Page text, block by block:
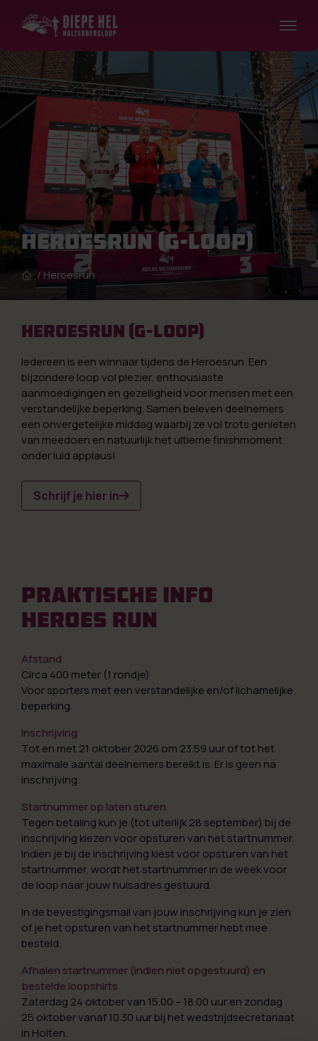
Heroesrun (G-Loop)
/ Heroesrun
Heroesrun (G-Loop)
Iedereen is een winnaar tijdens de Heroesrun. Een
bijzondere loop vol plezier, enthousiaste
aanmoedigingen en gezelligheid voor mensen met een
verstandelijke beperking. Samen beleven deelnemers
een onvergetelijke middag waarbij ze vol trots genieten
van meedoen en natuurlijk het ultieme finishmoment
onder luid applaus!
Schrijf je hier in
PRAKTISCHE INFO
HEROES RUN
Afstand
Circa 400 meter (1 rondje)
Voor sporters met een verstandelijke en/of lichamelijke
beperking.
Inschrijving
Tot en met 21 oktober 2026 om 23.59 uur of tot het
maximale aantal deelnemers bereikt is. Er is geen na
inschrijving.
Startnummer op laten sturen
Tegen betaling kun je (tot uiterlijk 28 september) bij de
inschrijving kiezen voor opsturen van het startnummer.
Indien je bij de inschrijving kiest voor opsturen van het
startnummer, wordt het startnummer in de week voor
de loop naar jouw huisadres gestuurd.
In de bevestigingsmail van jouw inschrijving kun je zien
of je het opsturen van het startnummer hebt mee
besteld.
Afhalen startnummer (indien niet opgestuurd) en
bestelde loopshirts
Zaterdag 24 oktober van 15.00 – 18.00 uur en zondag
25 oktober vanaf 10.30 uur bij het wedstrijdsecretariaat
in Holten.